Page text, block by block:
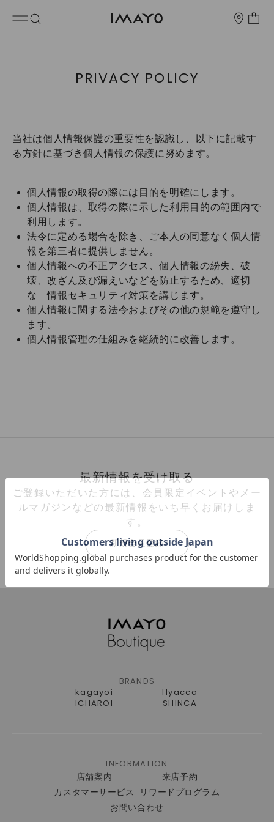
PRIVACY POLICY
当社は個人情報保護の重要性を認識し、以下に記載す
る方針に基づき個人情報の保護に努めます。
個人情報の取得の際には目的を明確にします。
個人情報は、取得の際に示した利用目的の範囲内で
利用します。
法令に定める場合を除き、ご本人の同意なく個人情
報を第三者に提供しません。
個人情報への不正アクセス、個人情報の紛失、破
壊、改ざん及び漏えいなどを防止するため、適切
な 情報セキュリティ対策を講じます。
個人情報に関する法令およびその他の規範を遵守し
ます。
個人情報管理の仕組みを継続的に改善します。
最新情報を受け取る
ご登録いただいた方には、会員限定イベントやメー
ルマガジンなどの最新情報をいち早くお届けしま
す。
新規会員登録
BRANDS
kagayoi
Hyacca
ICHAROI
SHINCA
INFORMATION
店舗案内
来店予約
カスタマーサービス
リワードプログラム
お問い合わせ